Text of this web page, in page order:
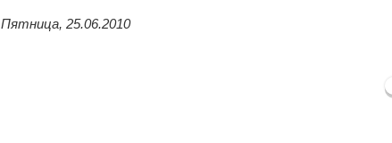
Пятница, 25.06.2010